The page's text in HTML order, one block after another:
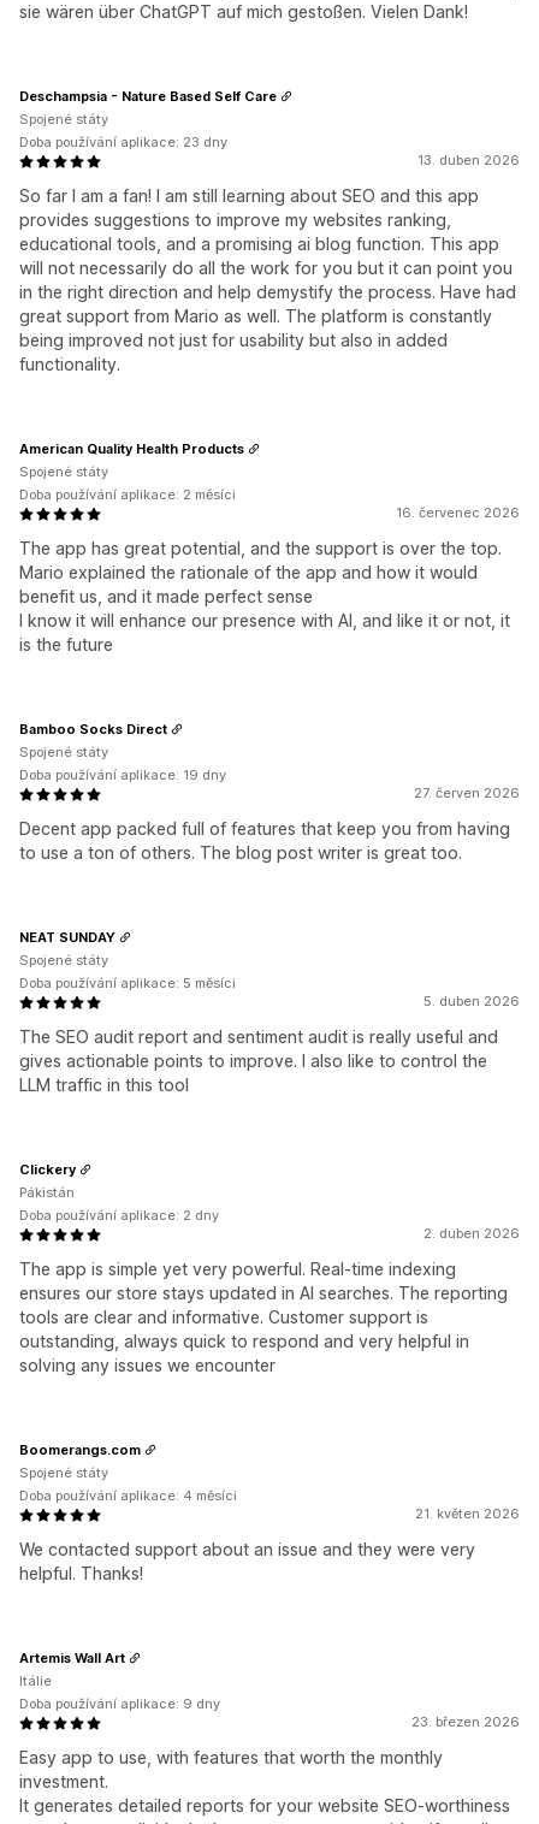
sie wären über ChatGPT auf mich gestoßen. Vielen Dank!
13. duben 2026
So far I am a fan! I am still learning about SEO and this app
provides suggestions to improve my websites ranking,
educational tools, and a promising ai blog function. This app
will not necessarily do all the work for you but it can point you
in the right direction and help demystify the process. Have had
great support from Mario as well. The platform is constantly
being improved not just for usability but also in added
functionality.
Deschampsia - Nature Based Self Care
Spojené státy
Doba používání aplikace: 23 dny
16. červenec 2026
The app has great potential, and the support is over the top.
Mario explained the rationale of the app and how it would
benefit us, and it made perfect sense
I know it will enhance our presence with AI, and like it or not, it
is the future
American Quality Health Products
Spojené státy
Doba používání aplikace: 2 měsíci
27. červen 2026
Decent app packed full of features that keep you from having
to use a ton of others. The blog post writer is great too.
Bamboo Socks Direct
Spojené státy
Doba používání aplikace: 19 dny
5. duben 2026
The SEO audit report and sentiment audit is really useful and
gives actionable points to improve. I also like to control the
LLM traffic in this tool
NEAT SUNDAY
Spojené státy
Doba používání aplikace: 5 měsíci
2. duben 2026
The app is simple yet very powerful. Real-time indexing
ensures our store stays updated in AI searches. The reporting
tools are clear and informative. Customer support is
outstanding, always quick to respond and very helpful in
solving any issues we encounter
Clickery
Pákistán
Doba používání aplikace: 2 dny
21. květen 2026
We contacted support about an issue and they were very
helpful. Thanks!
Boomerangs.com
Spojené státy
Doba používání aplikace: 4 měsíci
23. březen 2026
Easy app to use, with features that worth the monthly
investment.
It generates detailed reports for your website SEO-worthiness
Artemis Wall Art
Itálie
Doba používání aplikace: 9 dny